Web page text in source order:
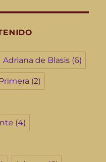
Adriana de Blasis (6)
(2)
(4)